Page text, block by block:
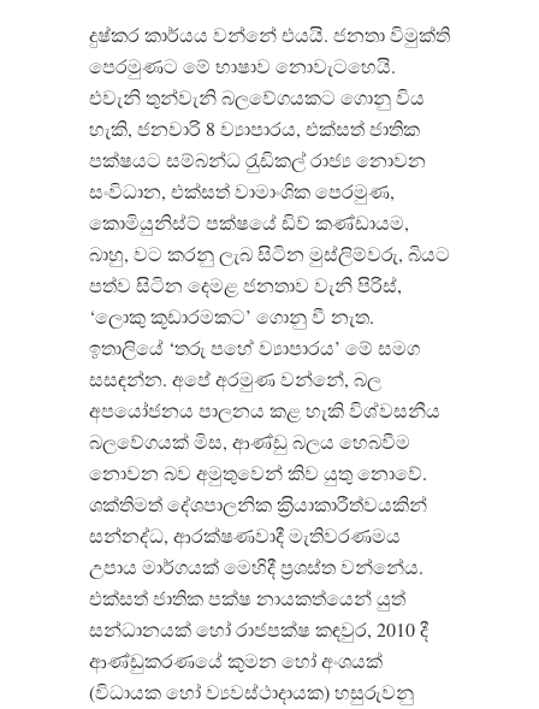
දුෂ්කර කාර්යය වන්නේ එයයි. ජනතා විමුක්ති
පෙරමුණට මේ භාෂාව නොවැටහෙයි.
එවැනි තුන්වැනි බලවේගයකට ගොනු විය
හැකි, ජනවාරි 8 ව්‍යාපාරය, එක්සත් ජාතික
පක්ෂයට සම්බන්ධ රැුඩිකල් රාජ්‍ය නොවන
සංවිධාන, එක්සත් වාමාංශික පෙරමුණ,
කොමියුනිස්ට් පක්ෂයේ ඩිව් කණ්ඩායම,
බාහු, වට කරනු ලැබ සිටින මුස්ලිම්වරු, බියට
පත්ව සිටින දෙමළ ජනතාව වැනි පිරිස්,
‘ලොකු කූඩාරමකට’ ගොනු වී නැත.
ඉතාලියේ ‘තරු පහේ ව්‍යාපාරය’ මේ සමග
සසඳන්න. අපේ අරමුණ වන්නේ, බල
අපයෝජනය පාලනය කළ හැකි විශ්වසනීය
බලවේගයක් මිස, ආණ්ඩු බලය හෙබවීම
නොවන බව අමුතුවෙන් කිව යුතු නොවේ.
ශක්තිමත් දේශපාලනික ක‍්‍රියාකාරීත්වයකින්
සන්නද්ධ, ආරක්ෂණවාදී මැතිවරණමය
උපාය මාර්ගයක් මෙහිදී ප‍්‍රශස්ත වන්නේය.
එක්සත් ජාතික පක්ෂ නායකත්යෙන් යුත්
සන්ධානයක් හෝ රාජපක්ෂ කඳවුර, 2010 දී
ආණ්ඩුකරණයේ කුමන හෝ අංශයක්
(විධායක හෝ ව්‍යවස්ථාදායක) හසුරුවනු